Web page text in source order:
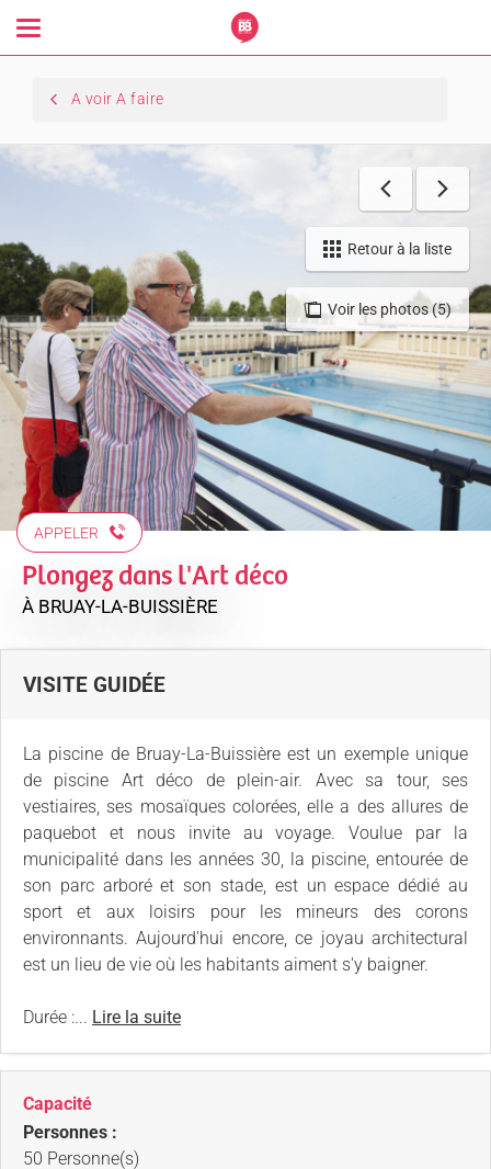
Toggle
navigation
A voir A faire
Voir les photos (5)
Retour à la liste
APPELER
Plongez dans l'Art déco
À BRUAY-LA-BUISSIÈRE
VISITE GUIDÉE
La piscine de Bruay-La-Buissière est un exemple unique
de piscine Art déco de plein-air. Avec sa tour, ses
vestiaires, ses mosaïques colorées, elle a des allures de
paquebot et nous invite au voyage. Voulue par la
municipalité dans les années 30, la piscine, entourée de
son parc arboré et son stade, est un espace dédié au
sport et aux loisirs pour les mineurs des corons
environnants. Aujourd'hui encore, ce joyau architectural
est un lieu de vie où les habitants aiment s'y baigner.
Durée :... Lire la suite
Capacité
Personnes :
50 Personne(s)